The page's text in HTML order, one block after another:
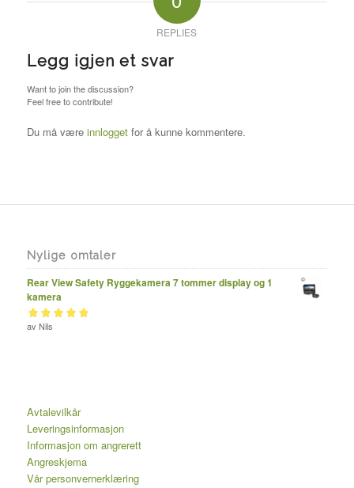
REPLIES
Legg igjen et svar
Want to join the discussion?
Feel free to contribute!
Du må være innloggetfor å kunne kommentere.
Nylige omtaler
Rear View Safety Ryggekamera 7 tommer display og 1
kamera
Vurdert
av Nils
Avtalevilkår
Leveringsinformasjon
Informasjon om angrerett
Angreskjema
Vår personvernerklæring